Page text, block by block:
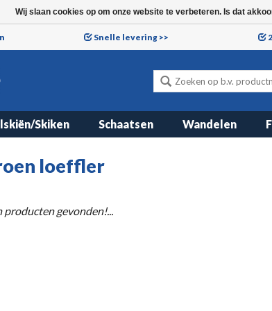
Snelle levering >>
Skiken Schaatsen Wandelen
loeffler
producten gevonden!...
Wij slaan cookies op om onze website te verbeteren. Is dat